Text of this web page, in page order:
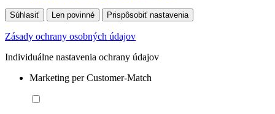
Súhlasiť Len povinné Prispôsobiť nastavenia
Zásady ochrany osobných údajov
Individuálne nastavenia ochrany údajov
Marketing per Customer-Match